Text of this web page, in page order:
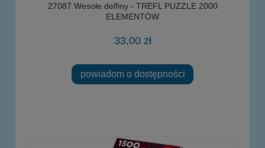
27087 Wesołe delfiny - TREFL PUZZLE 2000
ELEMENTÓW
33,00 zł
powiadom o dostępności